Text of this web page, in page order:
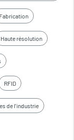
Fabrication
Haute résolution
RFID
de l'industrie